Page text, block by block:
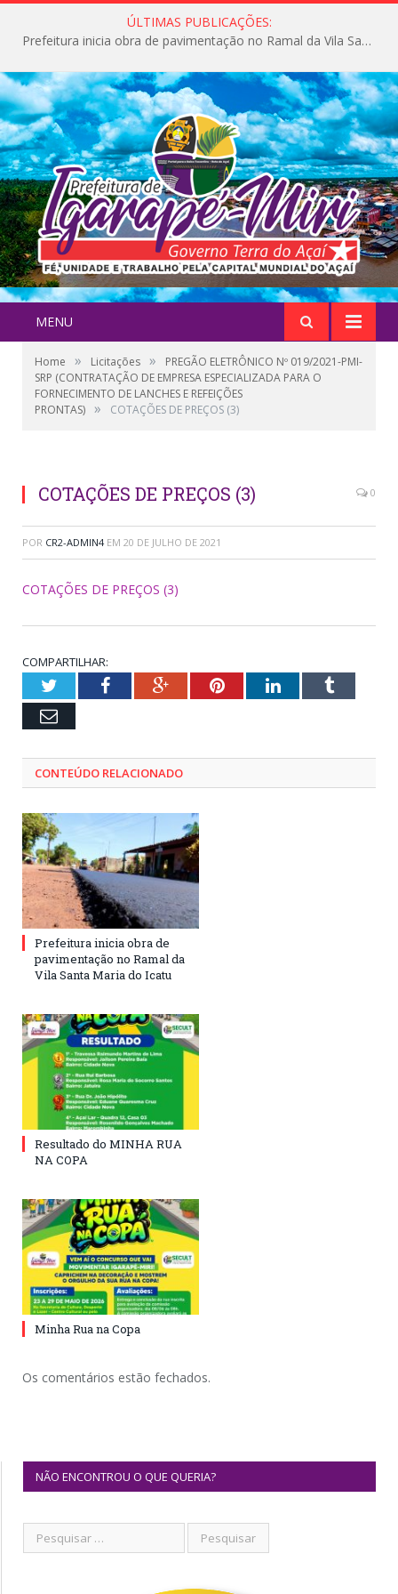
ÚLTIMAS PUBLICAÇÕES:
Prefeitura inicia obra de pavimentação no Ramal da Vila Santa Maria do Icatu
MENU
Home » Licitações »
PREGÃO ELETRÔNICO Nº 019/2021-PMI-
SRP (CONTRATAÇÃO DE EMPRESA ESPECIALIZADA PARA O
FORNECIMENTO DE LANCHES E REFEIÇÕES
PRONTAS) » COTAÇÕES DE PREÇOS (3)
COTAÇÕES DE PREÇOS (3) 0
POR CR2-ADMIN4 EM 20 DE JULHO DE 2021
COTAÇÕES DE PREÇOS (3)
COMPARTILHAR:
TwitterFacebookGoogle+PinterestLinkedInTumblr
Email
CONTEÚDO RELACIONADO
Prefeitura inicia obra de
pavimentação no Ramal da
Vila Santa Maria do Icatu
Resultado do MINHA RUA
NA COPA
Minha Rua na Copa
Os comentários estão fechados.
NÃO ENCONTROU O QUE QUERIA?